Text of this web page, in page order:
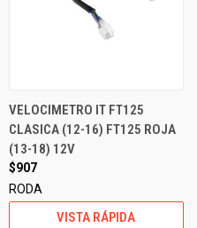
VELOCIMETRO IT FT125
CLASICA (12-16) FT125 ROJA
(13-18) 12V
$907
RODA
VISTA RÁPIDA